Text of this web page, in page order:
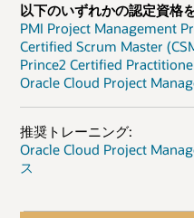
以下のいずれかの認定資格
PMI Project Management
Certified Scrum Master
Prince2 Certified
Oracle Cloud Project
推奨トレーニング:
Oracle Cloud Project
ス